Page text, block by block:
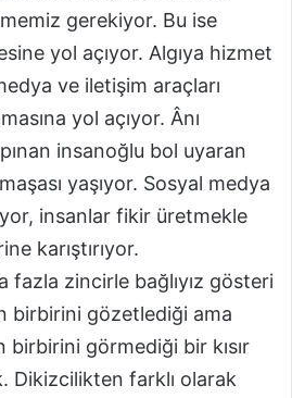
gerekiyor. Bu ise
yol açıyor. Algıya hizmet
ve iletişim araçları
yol açıyor. Ânı
insanoğlu bol uyaran
yaşıyor. Sosyal medya
insanlar fikir üretmekle
karıştırıyor.
fazla zincirle bağlıyız gösteri
birbirini gözetlediği ama
birbirini görmediği bir kısır
Dikizcilikten farklı olarak